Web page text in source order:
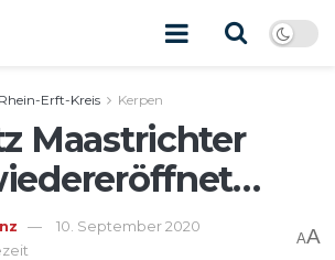
Rhein-Erft-Kreis Kerpen
Maastrichter
10. September 2020
AA